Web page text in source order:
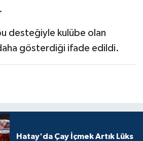
desteğiyle kulübe olan
daha gösterdiği ifade edildi.
Hatay'da Çay İçmek Artık Lüks